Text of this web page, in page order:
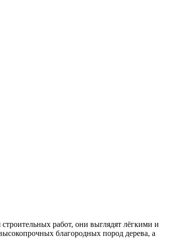
работ, они выглядят лёгкими и
благородных пород дерева, а